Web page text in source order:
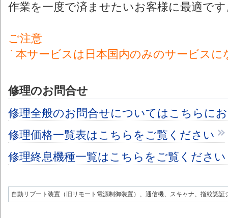
作業を一度で済ませたいお客様に最適で
ご注意
・ 本サービスは日本国内のみのサービスに
修理のお問合せ
修理全般のお問合せについてはこちらに
修理価格一覧表はこちらをご覧ください
修理終息機種一覧はこちらをご覧ください
自動リブート装置（旧リモート電源制御装置）、通信機、スキャナ、指紋認